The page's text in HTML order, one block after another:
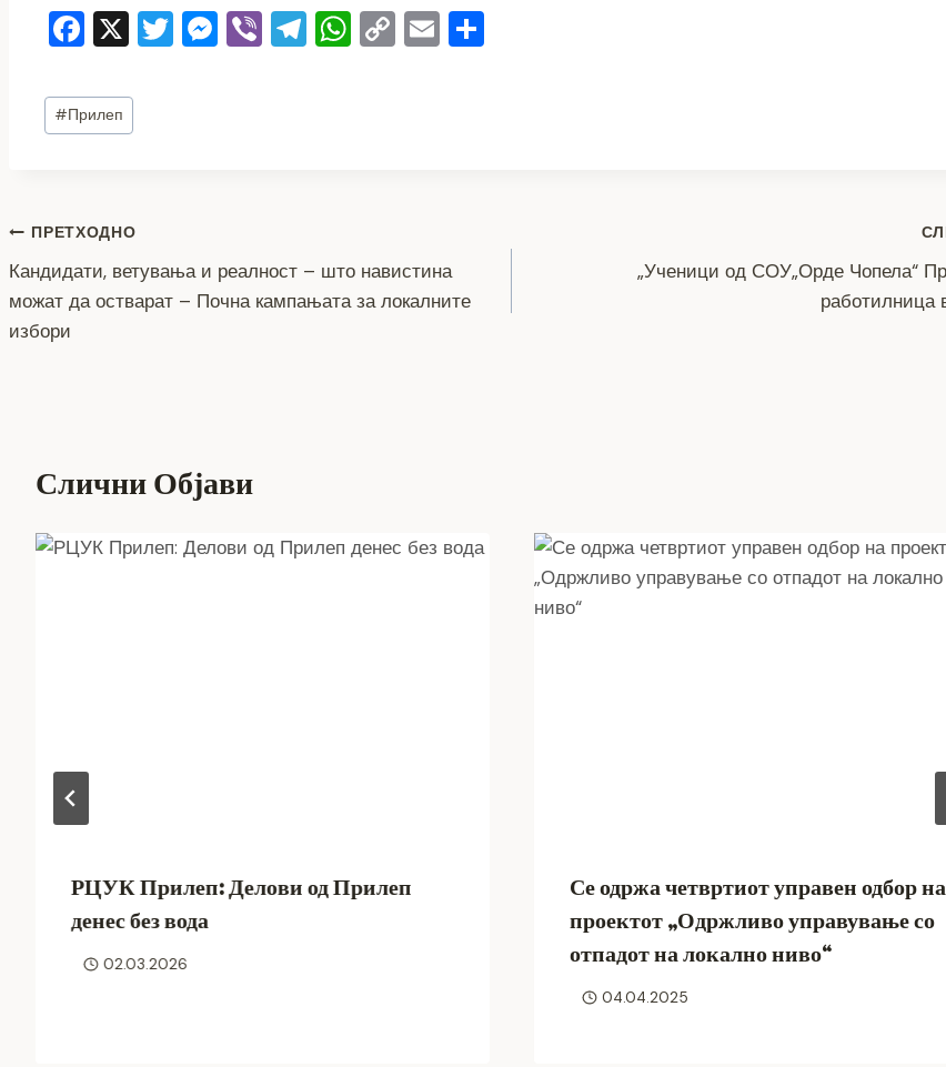
F
c
e
o
k
X T M Vi T W C E
Post
Tags:
#Прилеп
Навигација
на
напис
ПРЕТХОДНО
Кандидати, ветувања и реалност – што навистина
можат да остварат – Почна кампањата за локалните
избори
„Ученици од СОУ„Орде Чопела“
работилница
Слични Објави
РЦУК Прилеп: Делови од Прилеп
денес без вода
02.03.2026
Се одржа четвртиот управен одбор на
проектот „Одржливо управување со
отпадот на локално ниво“
04.04.2025